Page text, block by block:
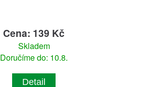
Cena: 139 Kč
Skladem
Doručíme do: 10.8.
Detail